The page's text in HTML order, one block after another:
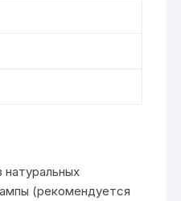
натуральных
(рекомендуется